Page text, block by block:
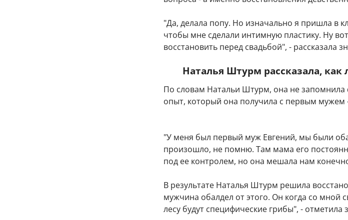
"Да, делала попу. Но изначально я пришла в
чтобы мне сделали интимную пластику. Ну
восстановить перед свадьбой", - рассказала
Наталья Штурм рассказала,
По словам Натальи Штурм, она не запомнила
опыт, который она получила с первым
"У меня был первый муж Евгений, мы были
произошло, не помню. Там мама его
под ее контролем, но она мешала нам
В результате Наталья Штурм решила
мужчина обалдел от этого. Он когда со мной
лесу будут специфические грибы", - отметила